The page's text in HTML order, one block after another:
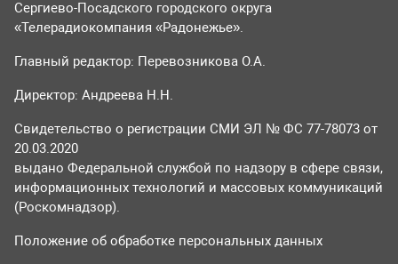
Сергиево-Посадского городского округа
«Телерадиокомпания «Радонежье».
Главный редактор: Перевозникова О.А.
Директор: Андреева Н.Н.
Свидетельство о регистрации СМИ ЭЛ № ФС 77-78073 от
20.03.2020
выдано Федеральной службой по надзору в сфере связи,
информационных технологий и массовых коммуникаций
(Роскомнадзор).
Положение об обработке персональных данных